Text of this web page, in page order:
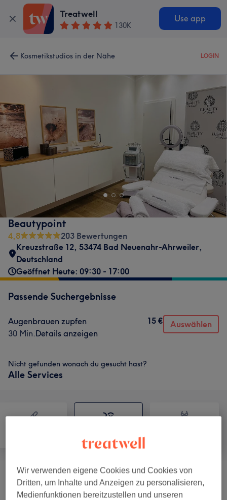
Treatwell
130K
Use app
Kosmetikstudios in der Nähe LOGIN
Beautypoint
4,8
203 Bewertungen
Kreuzstraße 12, 53474 Bad Neuenahr-Ahrweiler,
Deutschland
Geöffnet Heute: 09:30 - 17:00
Passende Suchergebnisse
Augenbrauen zupfen
30 Min.Details anzeigen
15 € Auswählen
Nicht gefunden wonach du gesucht hast?
Alle Services
Augenbrauen & Wimpern Färben (3 ab 15 €
Wir verwenden eigene Cookies und Cookies von
Dritten, um Inhalte und Anzeigen zu personalisieren,
Medienfunktionen bereitzustellen und unseren